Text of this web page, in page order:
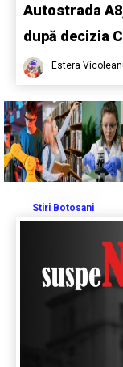
Autostrada
după decizia
Estera
Stiri Botosani